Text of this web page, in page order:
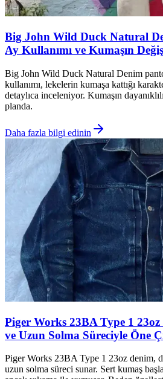
Big John Wild Duck Natural
Ay Kullanımı ve Kumaşın
Big John Wild Duck Natural Denim
kullanımı, lekelerin kumaşa kattığı
detaylıca inceleniyor. Kumaşın
planda.
Daha fazla bilgi edinin
Piger Works 23BA Type 1 23oz
ve Uzun Solma Süreciyle Öne
Piger Works 23BA Type 1 23oz denim,
uzun solma süreci sunar. Sert kumaş